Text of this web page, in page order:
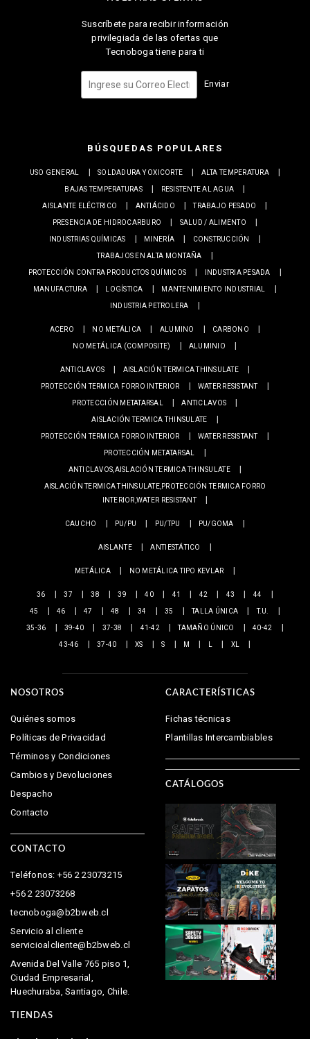
Suscríbete para recibir información
privilegiada de las ofertas que
Tecnoboga tiene para ti
Enviar
BÚSQUEDAS POPULARES
USO GENERAL SOLDADURA Y OXICORTE
ALTA TEMPERATURA
BAJAS TEMPERATURAS
RESISTENTE AL AGUA
AISLANTE ELÉCTRICO
ANTIÁCIDO
TRABAJO PESADO
PRESENCIA DE HIDROCARBURO
SALUD / ALIMENTO
INDUSTRIAS QUÍMICAS
MINERÍA
CONSTRUCCIÓN
TRABAJOS EN ALTA MONTAÑA
PROTECCIÓN CONTRA PRODUCTOS QUÍMICOS
INDUSTRIA PESADA
MANUFACTURA
LOGÍSTICA
MANTENIMIENTO INDUSTRIAL
INDUSTRIA PETROLERA
ACERO NO METÁLICA ALUMINO
CARBONO
NO METÁLICA (COMPOSITE)
ALUMINIO
ANTICLAVOS
AISLACIÓN TERMICA THINSULATE
PROTECCIÓN TERMICA FORRO INTERIOR
WATER RESISTANT
PROTECCIÓN METATARSAL
ANTICLAVOS
AISLACIÓN TERMICA THINSULATE
PROTECCIÓN TERMICA FORRO INTERIOR
WATER RESISTANT
PROTECCIÓN METATARSAL
ANTICLAVOS,AISLACIÓN TERMICA THINSULATE
AISLACIÓN TERMICA THINSULATE,PROTECCIÓN TERMICA FORRO
INTERIOR,WATER RESISTANT
CAUCHO PU/PU PU/TPU PU/GOMA
AISLANTE ANTIESTÁTICO
METÁLICA NO METÁLICA TIPO KEVLAR
36 37 38 39 40 41 42 43
44
45
46 47 48 34 35 TALLA ÚNICA
T.U.
35-36
39-40 37-38 41-42 TAMAÑO ÚNICO
40-42
43-46
37-40 XS S M L XL
NOSOTROS
Quiénes somos
Políticas de Privacidad
Términos y Condiciones
Cambios y Devoluciones
Despacho
Contacto
CONTACTO
Teléfonos: +56 2 23073215
+56 2 23073268
tecnoboga@b2bweb.cl
Servicio al cliente
servicioalcliente@b2bweb.cl
Avenida Del Valle 765 piso 1,
Ciudad Empresarial,
Huechuraba, Santiago, Chile.
CARACTERÍSTICAS
Fichas técnicas
Plantillas Intercambiables
CATÁLOGOS
TIENDAS